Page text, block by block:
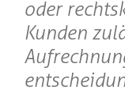
oder
Kunden